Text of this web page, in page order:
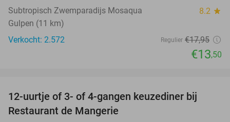
Subtropisch Zwemparadijs Mosaqua 8.2 star
Gulpen (11 km)
Verkocht: 2.572
Regulier €17,95
€13,50
12-uurtje of 3- of 4-gangen keuzediner bij
Restaurant de Mangerie